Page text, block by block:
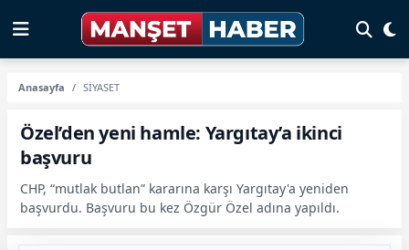
Anasayfa SİYASET
Özel’den yeni hamle: Yargıtay’a ikinci
başvuru
CHP, “mutlak butlan” kararına karşı Yargıtay'a yeniden
başvurdu. Başvuru bu kez Özgür Özel adına yapıldı.